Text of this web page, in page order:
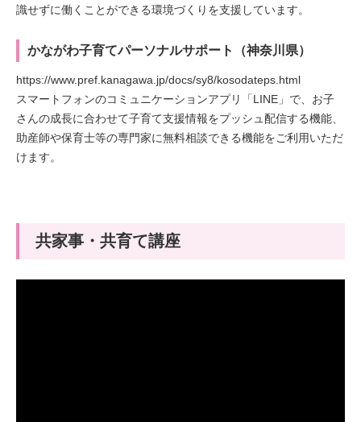
識せずに働くことができる環境づくりを支援しています。
かながわ子育てパーソナルサポート（神奈川県）
https://www.pref.kanagawa.jp/docs/sy8/kosodateps.html
スマートフォンのコミュニケーションアプリ「LINE」で、お子
さんの成長に合わせて子育て支援情報をプッシュ配信する機能、
助産師や保育士等の専門家に無料相談できる機能をご利用いただ
けます。
共家事・共育て講座